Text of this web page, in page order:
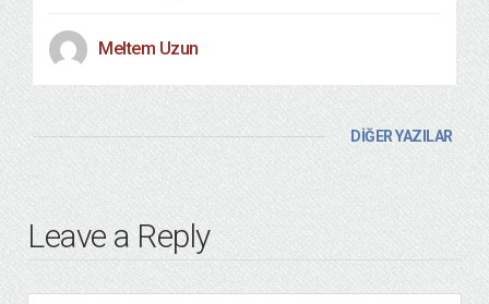
Meltem Uzun
DİĞER YAZILAR
Leave a Reply